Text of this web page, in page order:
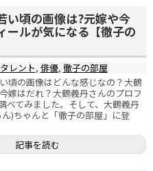
い頃の画像は?元嫁や今
ールが気になる【徹子の
タレント, 俳優, 徹子の部屋
頃の画像はどんな感じなの？大鶴
嫁はだれ？大鶴義丹さんのプロフ
べてみました。そして、大鶴義丹
)ちゃんと「徹子の部屋」に登
記事を読む